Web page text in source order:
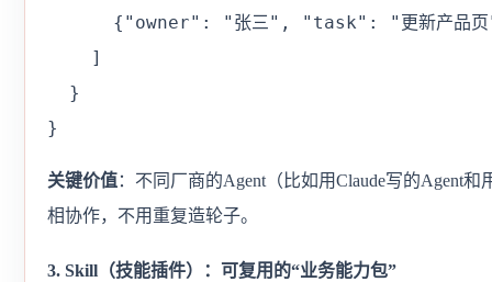
{"owner": "张三", "task": "更新产品
    ]
  }
}
关键价值：不同厂商的Agent（比如用Claude写的Agent
相协作，不用重复造轮子。
3. Skill（技能插件）：可复用的“业务能力包”